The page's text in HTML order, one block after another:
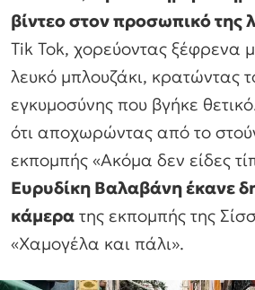
βίντεο στον προσωπικό της
Tik Tok, χορεύοντας ξέφρενα
λευκό μπλουζάκι, κρατώντας
εγκυμοσύνης που βγήκε
ότι αποχωρώντας από το
εκπομπής «Ακόμα δεν είδες
Ευρυδίκη Βαλαβάνη έκανε
κάμερα της εκπομπής της
«Χαμογέλα και πάλι».